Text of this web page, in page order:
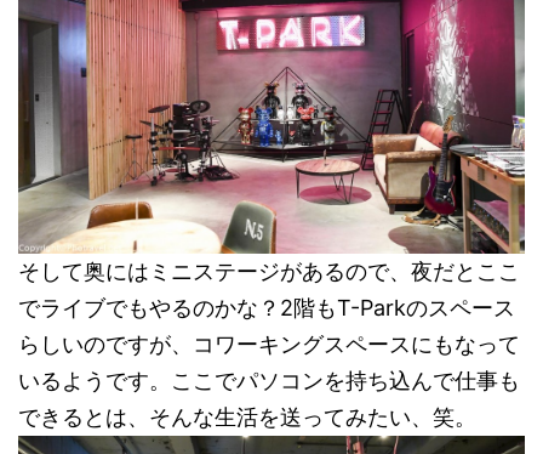
そして奥にはミニステージがあるので、夜だとここ
でライブでもやるのかな？2階もT-Parkのスペース
らしいのですが、コワーキングスペースにもなって
いるようです。ここでパソコンを持ち込んで仕事も
できるとは、そんな生活を送ってみたい、笑。